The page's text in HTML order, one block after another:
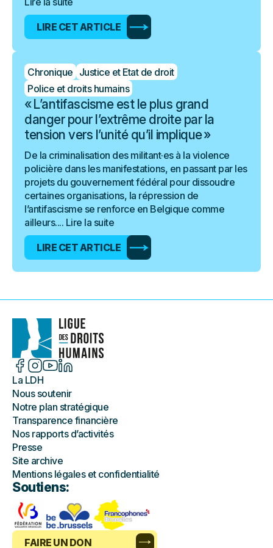
LIRE CET ARTICLE
Chronique Justice et Etat de droit
Police et droits humains
« L’antifascisme est le plus grand
danger pour l’extrême droite par la
tension vers l’unité qu’il implique »
De la criminalisation des militant·es à la violence
policière dans les manifestations, en passant par les
projets du gouvernement fédéral pour dissoudre
certaines organisations, la répression de
l’antifascisme se renforce en Belgique comme
ailleurs.... Lire la suite
LIRE CET ARTICLE
La LDH
Nous soutenir
Notre plan stratégique
Transparence financière
Nos rapports d’activités
Presse
Site archive
Mentions légales et confidentialité
Soutiens:
FAIRE UN DON